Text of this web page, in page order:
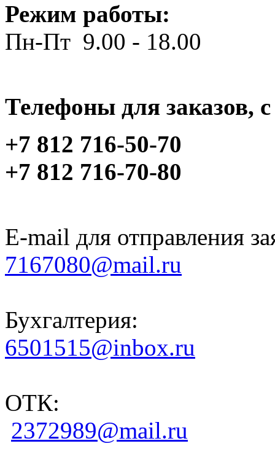
Режим работы:
Пн-Пт 9.00 - 18.00
Телефоны для заказов,
+7 812 716-50-70
+7 812 716-70-80
E-mail для отправления
7167080@mail.ru
Бухгалтерия:
6501515@inbox.ru
ОТК:
2372989@mail.ru